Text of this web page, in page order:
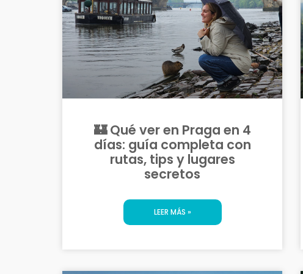
🏰 Qué ver en Praga en 4
días: guía completa con
rutas, tips y lugares
secretos
LEER MÁS »